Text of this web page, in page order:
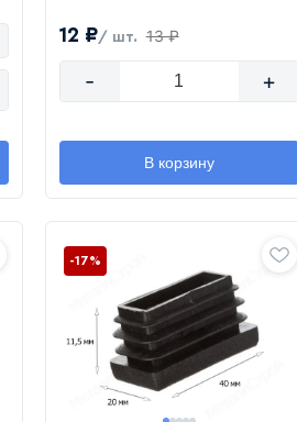
12 ₽/ шт. 13 ₽
- +
В корзину
-17%